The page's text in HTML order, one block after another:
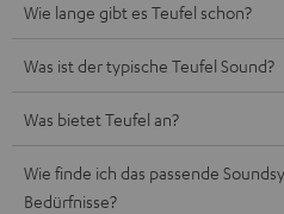
Wie lange gibt es Teufel schon?
Was ist der typische Teufel Sound?
Was bietet Teufel an?
Wie finde ich das passende
Bedürfnisse?